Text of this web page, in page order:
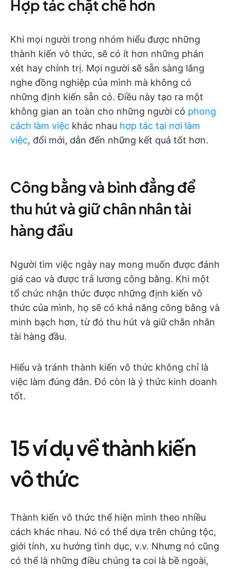
Hợp tác chặt chẽ hơn
Khi mọi người trong nhóm hiểu được những
thành kiến vô thức, sẽ có ít hơn những phán
xét hay chính trị. Mọi người sẽ sẵn sàng lắng
nghe đồng nghiệp của mình mà không có
những định kiến sẵn có. Điều này tạo ra một
không gian an toàn cho những người có phong
cách làm việc khác nhau hợp tác tại nơi làm
việc, đổi mới, dẫn đến những kết quả tốt hơn.
Công bằng và bình đẳng để
thu hút và giữ chân nhân tài
hàng đầu
Người tìm việc ngày nay mong muốn được đánh
giá cao và được trả lương công bằng. Khi một
tổ chức nhận thức được những định kiến vô
thức của mình, họ sẽ có khả năng công bằng và
minh bạch hơn, từ đó thu hút và giữ chân nhân
tài hàng đầu.
Hiểu và tránh thành kiến vô thức không chỉ là
việc làm đúng đắn. Đó còn là ý thức kinh doanh
tốt.
15 ví dụ về thành kiến
vô thức
Thành kiến vô thức thể hiện mình theo nhiều
cách khác nhau. Nó có thể dựa trên chủng tộc,
giới tính, xu hướng tình dục, v.v. Nhưng nó cũng
có thể là những điều chúng ta coi là bề ngoài,